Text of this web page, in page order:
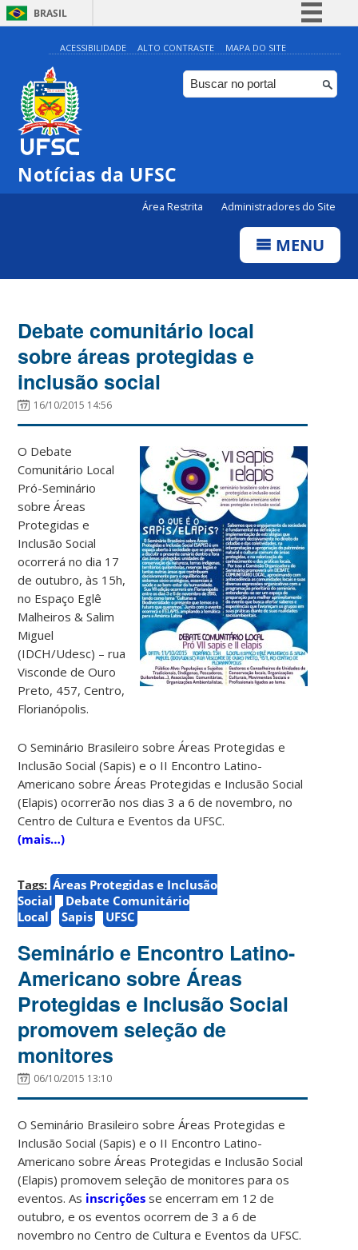
BRASIL
Simplifique!
Comunica BR
Participe
ACESSIBILIDADE ALTO CONTRASTE MAPA DO SITE
Notícias da UFSC
Área Restrita Administradores do Site
MENU
Debate comunitário local
sobre áreas protegidas e
inclusão social
16/10/2015 14:56
O Debate
Comunitário Local
Pró-Seminário
sobre Áreas
Protegidas e
Inclusão Social
ocorrerá no dia 17
de outubro, às 15h,
no Espaço Eglê
Malheiros & Salim
Miguel
(IDCH/Udesc) – rua
Visconde de Ouro
Preto, 457, Centro,
Florianópolis.
O Seminário Brasileiro sobre Áreas Protegidas e
Inclusão Social (Sapis) e o II Encontro Latino-
Americano sobre Áreas Protegidas e Inclusão Social
(Elapis) ocorrerão nos dias 3 a 6 de novembro, no
Centro de Cultura e Eventos da UFSC.
(mais…)
Tags: Áreas Protegidas e Inclusão
Social
Debate Comunitário
Local
Sapis UFSC
Seminário e Encontro Latino-
Americano sobre Áreas
Protegidas e Inclusão Social
promovem seleção de
monitores
06/10/2015 13:10
O Seminário Brasileiro sobre Áreas Protegidas e
Inclusão Social (Sapis) e o II Encontro Latino-
Americano sobre Áreas Protegidas e Inclusão Social
(Elapis) promovem seleção de monitores para os
eventos. As inscrições se encerram em 12 de
outubro, e os eventos ocorrem de 3 a 6 de
novembro no Centro de Cultura e Eventos da UFSC.